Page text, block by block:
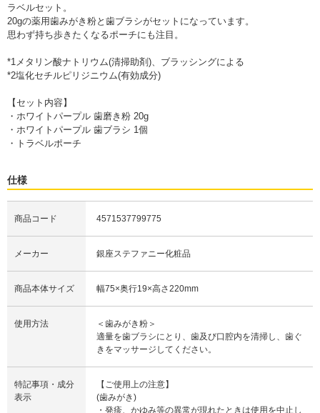
ラベルセット。
20gの薬用歯みがき粉と歯ブラシがセットになっています。
思わず持ち歩きたくなるポーチにも注目。
*1メタリン酸ナトリウム(清掃助剤)、ブラッシングによる
*2塩化セチルピリジニウム(有効成分)
【セット内容】
・ホワイトパープル 歯磨き粉 20g
・ホワイトパープル 歯ブラシ 1個
・トラベルポーチ
仕様
商品コード 4571537799775
メーカー 銀座ステファニー化粧品
商品本体サイズ 幅75×奥行19×高さ220mm
使用方法
＜歯みがき粉＞
適量を歯ブラシにとり、歯及び口腔内を清掃し、歯ぐ
きをマッサージしてください。
特記事項・成分
表示
【ご使用上の注意】
(歯みがき)
・発疹、かゆみ等の異常が現れたときは使用を中止し